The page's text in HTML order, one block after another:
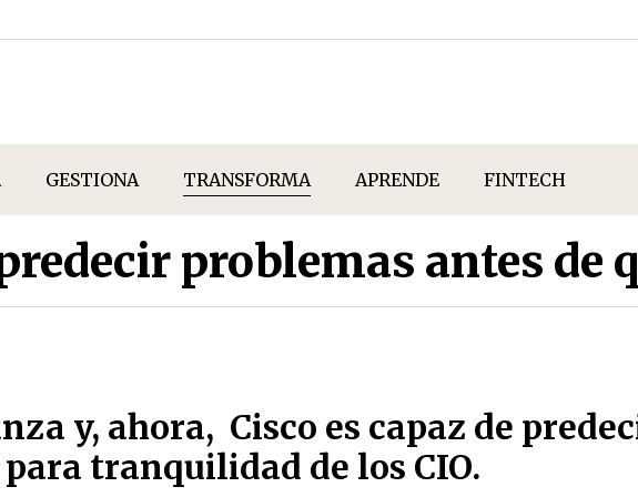
GESTIONA TRANSFORMA APRENDE FINTECH
problemas antes de
y, ahora, Cisco es capaz de
tranquilidad de los CIO.